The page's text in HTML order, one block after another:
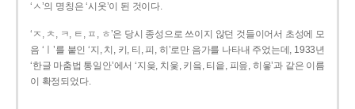
‘ㅅ’의 명칭은 ‘시옷’이 된 것이다.
‘ㅈ, ㅊ, ㅋ, ㅌ, ㅍ, ㅎ’은 당시 종성으로 쓰이지 않던 것들이어서 초성에 모
음 ‘ㅣ’를 붙인 ‘지, 치, 키, 티, 피, 히’로만 음가를 나타내 주었는데, 1933년
‘한글 마춤법 통일안’에서 ‘지읒, 치읓, 키읔, 티읕, 피읖, 히읗’과 같은 이름
이 확정되었다.